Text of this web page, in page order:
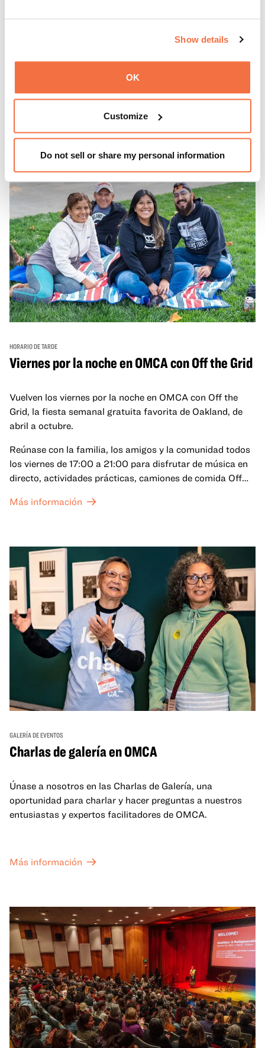
Show details
OK
Customize
Do not sell or share my personal information
Disfruta de ThursDates en el OMCA: tu cita semanal en el
museo, llena de cócteles, cultura y ambiente. Relájate en
podrás disfrutar de bebidas y aperitivos con música de
fondo, o explora las galerías, que cobran vida por la noche
con una mezcla de actuaciones improvisadas, charlas,
adultos!
HORARIO DE TARDE
Viernes por la noche en OMCA con Off the Grid
Vuelven los viernes por la noche en OMCA con Off the
Grid, la fiesta semanal gratuita favorita de Oakland, de
abril a octubre.
Reúnase con la familia, los amigos y la comunidad todos
los viernes de 17:00 a 21:00 para disfrutar de música en
directo, actividades prácticas, camiones de comida Off
exposiciones especiales, con una
Más información
GALERÍA DE EVENTOS
Charlas de galería en OMCA
Únase a nosotros en las Charlas de Galería, una
oportunidad para charlar y hacer preguntas a nuestros
entusiastas y expertos facilitadores de OMCA.
Más información